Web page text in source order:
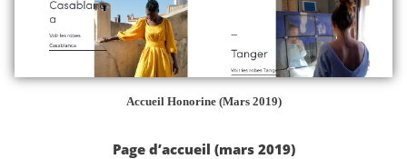
Accueil Honorine (Mars 2019)
Page d’accueil (mars 2019)